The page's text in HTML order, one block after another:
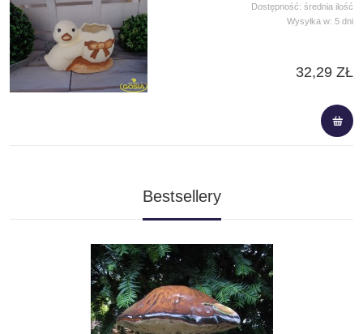
Dostępność: średnia ilość
Wysyłka w: 5 dni
32,29 ZŁ
Bestsellery